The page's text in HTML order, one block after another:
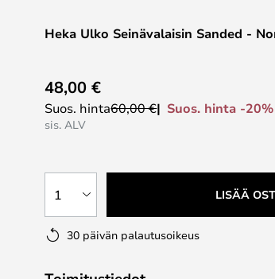
Heka Ulko Seinävalaisin Sanded -
48,00 €
Suos. hinta60,00 € Suos. hinta -20%
sis. ALV
1 LISÄÄ
30 päivän palautusoikeus